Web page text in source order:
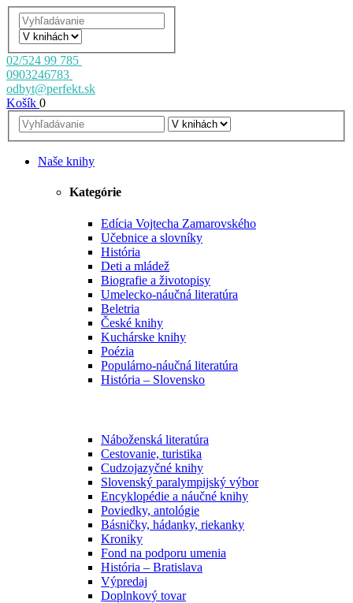
02/524 99 785
0903246783
odbyt@perfekt.sk
Košík 0
Naše knihy
Kategórie
Edícia Vojtecha Zamarovského
Učebnice a slovníky
História
Deti a mládež
Biografie a životopisy
Umelecko-náučná literatúra
Beletria
České knihy
Kuchárske knihy
Poézia
Populárno-náučná literatúra
História – Slovensko
Náboženská literatúra
Cestovanie, turistika
Cudzojazyčné knihy
Slovenský paralympijský výbor
Encyklopédie a náučné knihy
Poviedky, antológie
Básničky, hádanky, riekanky
Kroniky
Fond na podporu umenia
História – Bratislava
Výpredaj
Doplnkový tovar